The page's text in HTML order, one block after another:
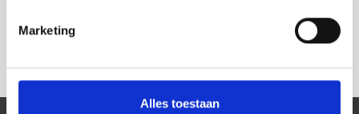
Marketing
Alles toestaan